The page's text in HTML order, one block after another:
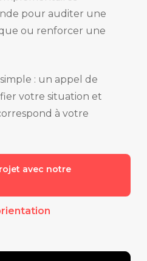
pour auditer une
ou renforcer une
: un appel de
votre situation et
à votre
avec notre